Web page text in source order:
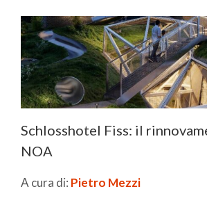
Schlosshotel Fiss: il
NOA
A cura di: Pietro Mezzi